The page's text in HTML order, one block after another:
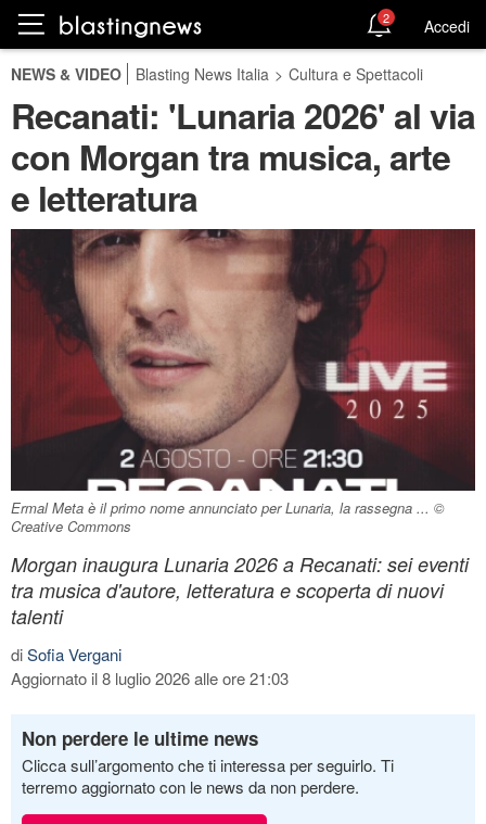
2 Accedi
NEWS & VIDEO Blasting News Italia > Cultura e Spettacoli
Recanati: 'Lunaria 2026' al via
con Morgan tra musica, arte
e letteratura
Ermal Meta è il primo nome annunciato per Lunaria, la rassegna ... ©
Creative Commons
Morgan inaugura Lunaria 2026 a Recanati: sei eventi
tra musica d'autore, letteratura e scoperta di nuovi
talenti
diSofia Vergani
Aggiornato il 8 luglio 2026 alle ore 21:03
Non perdere le ultime news
Clicca sull’argomento che ti interessa per seguirlo. Ti
terremo aggiornato con le news da non perdere.